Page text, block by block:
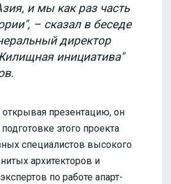
и мы как раз часть
– сказал в беседе
директор
инициатива"
презентацию, он
этого проекта
специалистов высокого
архитекторов и
по работе апарт-